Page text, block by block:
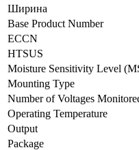
Ширина
Base Product Number
ECCN
HTSUS
Moisture Sensitivity Level
Mounting Type
Number of Voltages
Operating Temperature
Output
Package